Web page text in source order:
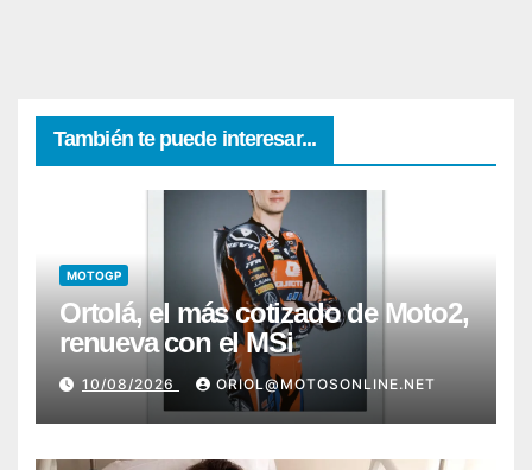
También te puede interesar...
MOTOGP
Ortolá, el más cotizado de Moto2,
renueva con el MSi
10/08/2026 ORIOL@MOTOSONLINE.NET